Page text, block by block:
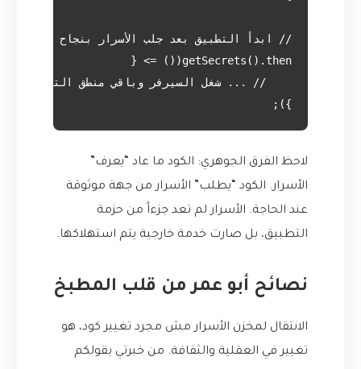
});
لاحظ الفرق الجوهري: الكود ما عاد “يعرف”
الأسرار. الكود “يطلب” الأسرار من جهة موثوقة
عند الحاجة. الأسرار لم تعد جزءاً من حزمة
التطبيق، بل صارت خدمة خارجية يتم استهلاكها.
نصائح أبو عمر من قلب المطبخ
الانتقال لمخزن الأسرار مش مجرد تغيير كود، هو
تغيير في العقلية والثقافة. من خبرتي بقولكم